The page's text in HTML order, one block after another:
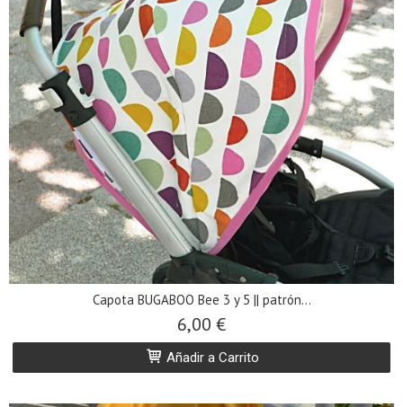
Capota BUGABOO Bee 3 y 5 || patrón...
6,00 €
Añadir a Carrito